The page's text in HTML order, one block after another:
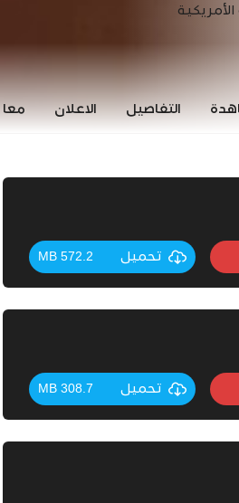
التفاصيل الاعلان
تحميل 572.2 MB
تحميل 308.7 MB